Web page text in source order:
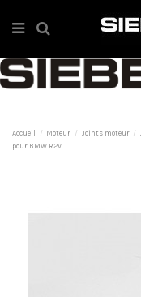
Accueil Moteur Joints moteur
pour BMW R2V